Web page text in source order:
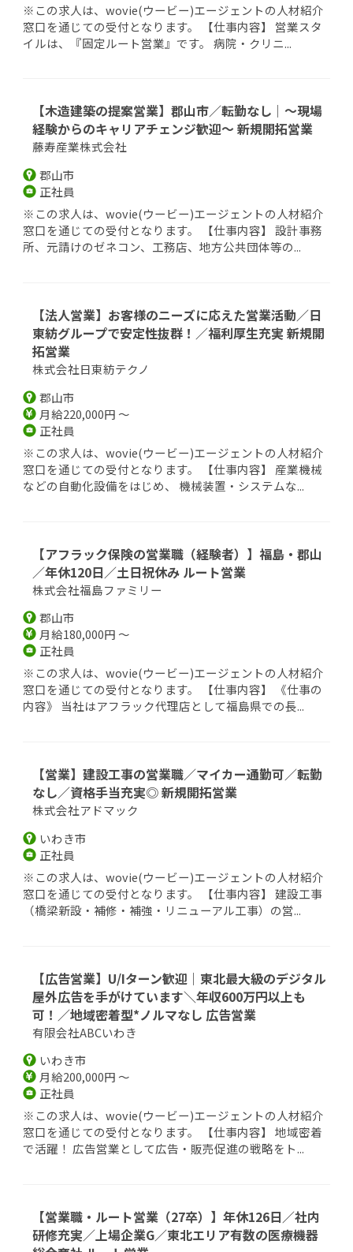
※この求人は、wovie(ウービー)エージェントの人材紹介
窓口を通じての受付となります。 【仕事内容】 営業スタ
イルは、『固定ルート営業』です。 病院・クリニ...
【木造建築の提案営業】郡山市／転勤なし｜～現場
経験からのキャリアチェンジ歓迎～ 新規開拓営業
藤寿産業株式会社
郡山市
正社員
※この求人は、wovie(ウービー)エージェントの人材紹介
窓口を通じての受付となります。 【仕事内容】 設計事務
所、元請けのゼネコン、工務店、地方公共団体等の...
【法人営業】お客様のニーズに応えた営業活動／日
東紡グループで安定性抜群！／福利厚生充実 新規開
拓営業
株式会社日東紡テクノ
郡山市
月給220,000円 ～
正社員
※この求人は、wovie(ウービー)エージェントの人材紹介
窓口を通じての受付となります。 【仕事内容】 産業機械
などの自動化設備をはじめ、 機械装置・システムな...
【アフラック保険の営業職（経験者）】福島・郡山
／年休120日／土日祝休み ルート営業
株式会社福島ファミリー
郡山市
月給180,000円 ～
正社員
※この求人は、wovie(ウービー)エージェントの人材紹介
窓口を通じての受付となります。 【仕事内容】 《仕事の
内容》 当社はアフラック代理店として福島県での長...
【営業】建設工事の営業職／マイカー通勤可／転勤
なし／資格手当充実◎ 新規開拓営業
株式会社アドマック
いわき市
正社員
※この求人は、wovie(ウービー)エージェントの人材紹介
窓口を通じての受付となります。 【仕事内容】 建設工事
（橋梁新設・補修・補強・リニューアル工事）の営...
【広告営業】U/Iターン歓迎｜東北最大級のデジタル
屋外広告を手がけています＼年収600万円以上も
可！／地域密着型*ノルマなし 広告営業
有限会社ABCいわき
いわき市
月給200,000円 ～
正社員
※この求人は、wovie(ウービー)エージェントの人材紹介
窓口を通じての受付となります。 【仕事内容】 地域密着
で活躍！ 広告営業として広告・販売促進の戦略をト...
【営業職・ルート営業（27卒）】年休126日／社内
研修充実／上場企業G／東北エリア有数の医療機器